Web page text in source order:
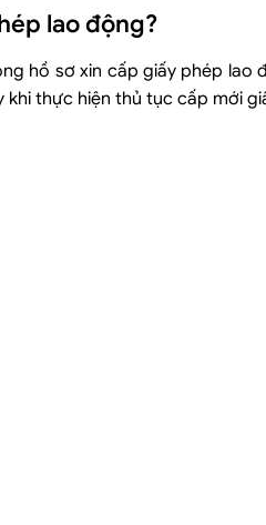
lao động?
hồ sơ xin cấp giấy phép lao
thực hiện thủ tục cấp mới